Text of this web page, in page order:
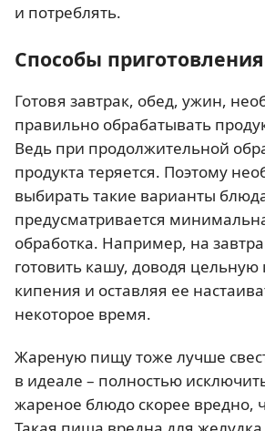
и потреблять.
Способы приготовления
Готовя завтрак, обед, ужин,
правильно обрабатывать
Ведь при продолжительной
продукта теряется. Поэтому
выбирать такие варианты
предусматривается
обработка. Например, на
готовить кашу, доводя цельную
кипения и оставляя ее
некоторое время.
Жареную пищу тоже лучше
в идеале – полностью
жареное блюдо скорее вредно,